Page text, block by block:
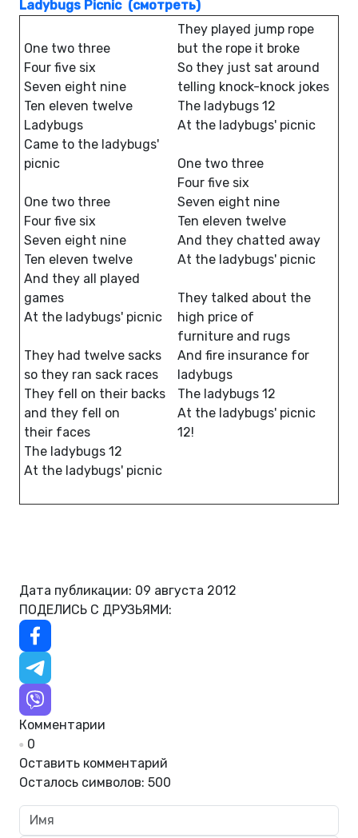
Ladybugs Picnic (смотреть)
One two three
Four five six
Seven eight nine
Ten eleven twelve
Ladybugs
Came to the ladybugs'
picnic
One two three
Four five six
Seven eight nine
Ten eleven twelve
And they all played
games
At the ladybugs' picnic
They had twelve sacks
so they ran sack races
They fell on their backs
and they fell on
their faces
The ladybugs 12
At the ladybugs' picnic
They played jump rope
but the rope it broke
So they just sat around
telling knock-knock jokes
The ladybugs 12
At the ladybugs' picnic
One two three
Four five six
Seven eight nine
Ten eleven twelve
And they chatted away
At the ladybugs' picnic
They talked about the
high price of
furniture and rugs
And fire insurance for
ladybugs
The ladybugs 12
At the ladybugs' picnic
12!
Дата публикации: 09 августа 2012
ПОДЕЛИСЬ С ДРУЗЬЯМИ:
Комментарии
0
Оставить комментарий
Осталось символов: 500